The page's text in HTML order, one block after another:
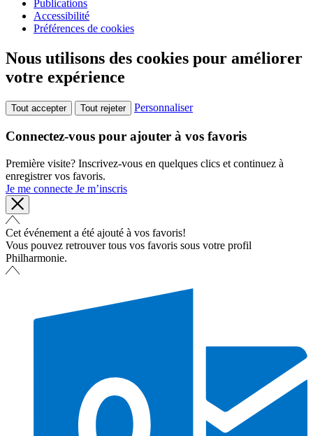
Publications
Accessibilité
Préférences de cookies
Nous utilisons des cookies pour améliorer
votre expérience
Tout accepter Tout rejeter Personnaliser
Connectez-vous pour ajouter à vos favoris
Première visite? Inscrivez-vous en quelques clics et continuez à
enregistrer vos favoris.
Je me connecte Je m’inscris
Cet événement a été ajouté à vos favoris!
Vous pouvez retrouver tous vos favoris sous votre profil
Philharmonie.